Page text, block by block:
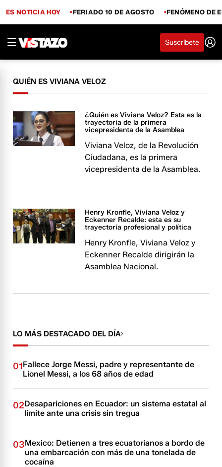
ES NOTICIA HOY FERIADO 10 DE AGOSTO FENÓMENO DE
Suscríbete
QUIÉN ES VIVIANA VELOZ
¿Quién es Viviana Veloz? Esta es la
trayectoria de la primera
vicepresidenta de la Asamblea
Viviana Veloz, de la Revolución
Ciudadana, es la primera
vicepresidenta de la Asamblea.
Henry Kronfle, Viviana Veloz y
Eckenner Recalde: esta es su
trayectoria profesional y política
Henry Kronfle, Viviana Veloz y
Eckenner Recalde dirigirán la
Asamblea Nacional.
LO MÁS DESTACADO DEL DÍA
01Fallece Jorge Messi, padre y representante de
Lionel Messi, a los 68 años de edad
02Desapariciones en Ecuador: un sistema estatal al
límite ante una crisis sin tregua
03Mexico: Detienen a tres ecuatorianos a bordo de
una embarcación con más de una tonelada de
cocaína